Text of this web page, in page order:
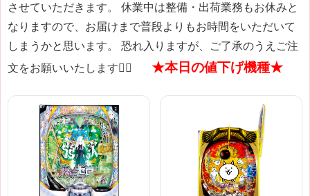
させていただきます。
休業中は整備・出荷業務もお休みと
なりますので、お届けまで普段よりもお時間をいただいて
しまうかと思います。
恐れ入りますが、ご了承のうえご注
文をお願いいたします🙇‍♀️
★本日の値下げ機種★